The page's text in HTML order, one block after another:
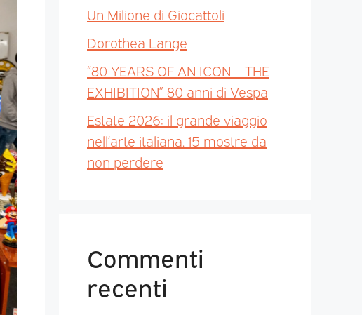
Un Milione di Giocattoli
Dorothea Lange
“80 YEARS OF AN ICON – THE
EXHIBITION” 80 anni di Vespa
Estate 2026: il grande viaggio
nell’arte italiana. 15 mostre da
non perdere
Commenti
recenti